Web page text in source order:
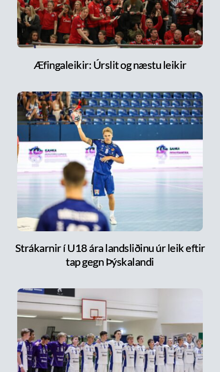
Æfingaleikir: Úrslit og næstu leikir
Strákarnir í U18 ára landsliðinu úr leik eftir
tap gegn Þýskalandi